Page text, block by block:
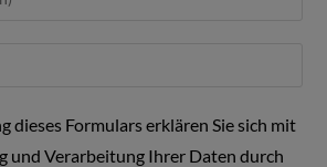
dieses Formulars erklären Sie sich mit
und Verarbeitung Ihrer Daten durch